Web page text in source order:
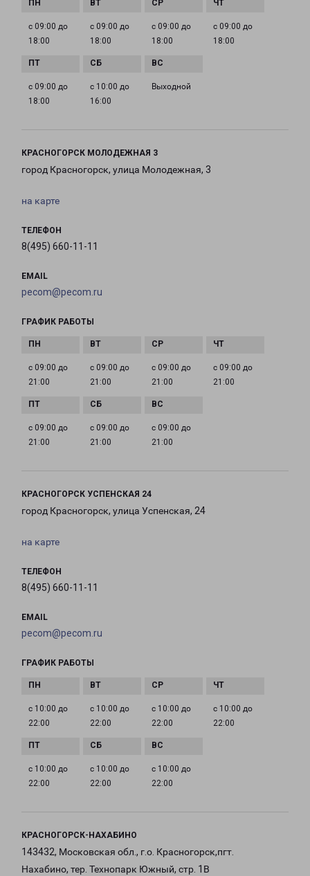
с 09:00 до
18:00
с 09:00 до
18:00
с 09:00 до
18:00
с 09:00 до
18:00
с 09:00 до
18:00
с 10:00 до
16:00
Выходной
КРАСНОГОРСК МОЛОДЕЖНАЯ 3
город Красногорск, улица Молодежная, 3
на карте
ТЕЛЕФОН
8(495) 660-11-11
EMAIL
pecom@pecom.ru
ГРАФИК РАБОТЫ
с 09:00 до
21:00
с 09:00 до
21:00
с 09:00 до
21:00
с 09:00 до
21:00
с 09:00 до
21:00
с 09:00 до
21:00
с 09:00 до
21:00
КРАСНОГОРСК УСПЕНСКАЯ 24
город Красногорск, улица Успенская, 24
на карте
ТЕЛЕФОН
8(495) 660-11-11
EMAIL
pecom@pecom.ru
ГРАФИК РАБОТЫ
с 10:00 до
22:00
с 10:00 до
22:00
с 10:00 до
22:00
с 10:00 до
22:00
с 10:00 до
22:00
с 10:00 до
22:00
с 10:00 до
22:00
КРАСНОГОРСК-НАХАБИНО
143432, Московская обл., г.о. Красногорск,пгт.
Нахабино, тер. Технопарк Южный, стр. 1В